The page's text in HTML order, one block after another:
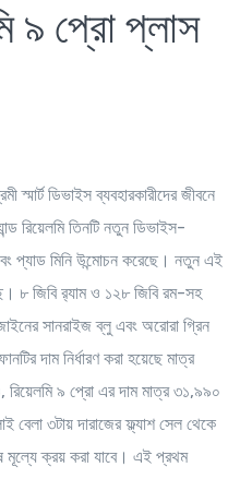
৯ প্রো প্লাস
স্মার্ট ডিভাইস ব্যবহারকারীদের জীবনে
রিয়েলমি তিনটি নতুন ডিভাইস-
প্যাড মিনি উন্মোচন করেছে। নতুন এই
৮ জিবি র‍্যাম ও ১২৮ জিবি রম-সহ
সানরাইজ ব্লু এবং অরোরা গ্রিন
দাম নির্ধারণ করা হয়েছে মাত্র
৯ প্রো এর দাম মাত্র ৩১,৯৯০
৩টায় দারাজের ফ্ল্যাশ সেল থেকে
মূল্যে ক্রয় করা যাবে। এই প্রথম